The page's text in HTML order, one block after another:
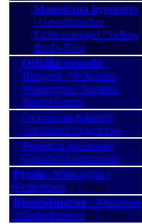
Monotropa hypopitys
\ Gewöhnlicher
Fichtenspargel / Yellow
Bird's-Nest
Orthilia secunda \
Birngrün, Nickendes
Wintergrün / Serrated
Winter Green
Oxycoccus palustris −−>
Vaccinium oxycoccos
Pernettya mucronata −−>
Gaultheria mucronata
Pyrola \ Wintergrün /
Wintergreen (5 Taxa)
Rhododendron \ Alpenrose
/ Rhododendron (6 Taxa)